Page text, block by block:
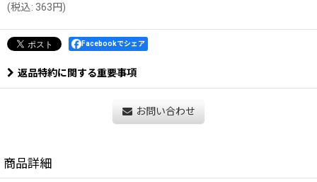
(税込: 363円)
Facebookでシェア
返品特約に関する重要事項
お問い合わせ
商品詳細